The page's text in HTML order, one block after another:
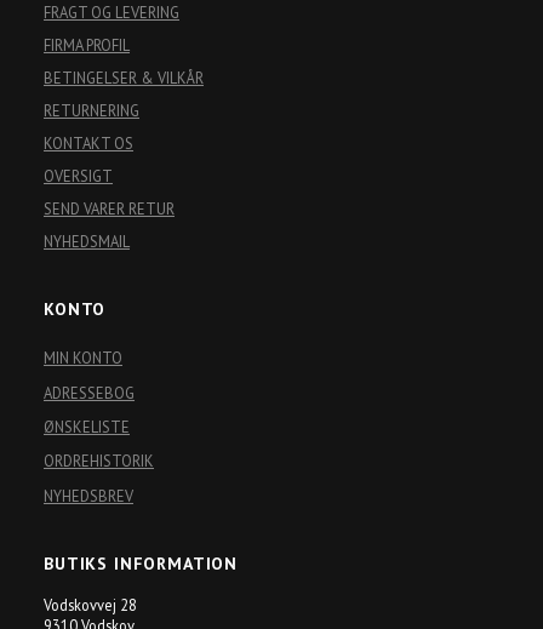
FRAGT OG LEVERING
FIRMA PROFIL
BETINGELSER & VILKÅR
RETURNERING
KONTAKT OS
OVERSIGT
SEND VARER RETUR
NYHEDSMAIL
KONTO
MIN KONTO
ADRESSEBOG
ØNSKELISTE
ORDREHISTORIK
NYHEDSBREV
BUTIKS INFORMATION
Vodskovvej 28